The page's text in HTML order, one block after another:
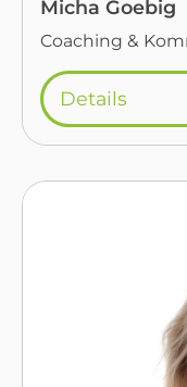
Micha Goebig
Coaching &
Details